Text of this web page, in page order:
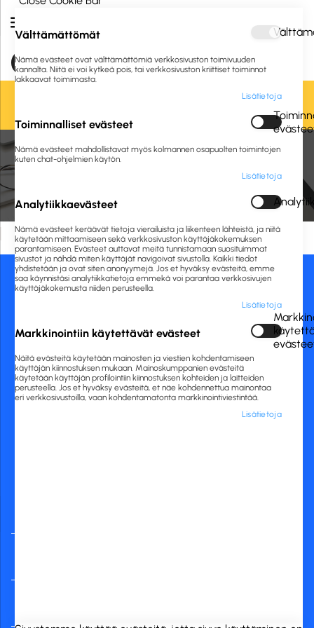
Oletko jo asiakkaamme? Kirjaudu sisään tai
Etusivu Toimistolaitteet ja -tarvikkeet Kalenterit Pöytäkalenterit
Hakuehtoihin sopivia tuotteita ei löydy.
Asiakaspalvelu:
asiakaspalvelu@rckfinland.fi
Maksutavat:
Välttämättömät
Nämä evästeet ovat välttämättömiä verkkosivuston toimivuuden
kannalta. Niitä ei voi kytkeä pois, tai verkkosivuston kriittiset toiminnot
lakkaavat toimimasta.
Lisätietoja
Toiminnalliset evästeet
Nämä evästeet mahdollistavat myös kolmannen osapuolten toimintojen
kuten chat-ohjelmien käytön.
Lisätietoja
Analytiikkaevästeet
Nämä evästeet keräävät tietoja vierailuista ja liikenteen lähteistä, ja niitä
käytetään mittaamiseen sekä verkkosivuston käyttäjäkokemuksen
parantamiseen. Evästeet auttavat meitä tunnistamaan suosituimmat
sivustot ja nähdä miten käyttäjät navigoivat sivustolla. Kaikki tiedot
yhdistetään ja ovat siten anonyymejä. Jos et hyväksy evästeitä, emme
saa käynnistäsi analytiikkatietoja emmekä voi parantaa verkkosivujen
käyttäjäkokemusta niiden perusteella.
Lisätietoja
Markkinointiin käytettävät evästeet
Näitä evästeitä käytetään mainosten ja viestien kohdentamiseen
käyttäjän kiinnostuksen mukaan. Mainoskumppanien evästeitä
käytetään käyttäjän profilointiin kiinnostuksen kohteiden ja laitteiden
perusteella. Jos et hyväksy evästeitä, et näe kohdennettua mainontaa
eri verkkosivustoilla, vaan kohdentamatonta markkinointiviestintää.
Lisätietoja